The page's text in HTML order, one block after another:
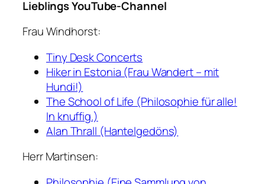
Lieblings YouTube-Channel
Frau Windhorst:
Tiny Desk Concerts
Hiker in Estonia (Frau Wandert – mit
Hundi!)
The School of Life (Philosophie für alle!
In knuffig.)
Alan Thrall (Hantelgedöns)
Herr Martinsen: